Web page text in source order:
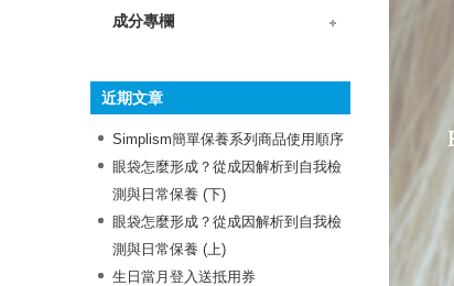
成分專欄
近期文章
Simplism簡單保養系列商品使用順序
眼袋怎麼形成？從成因解析到自我檢
測與日常保養 (下)
眼袋怎麼形成？從成因解析到自我檢
測與日常保養 (上)
生日當月登入送抵用券